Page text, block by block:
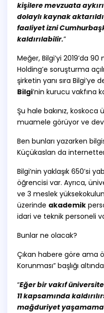
kişilere mevzuata
dolaylı kaynak
faaliyet izni
kaldırılabilir.”
Meğer, Bilgi’yi 2019’da
Holding’e soruşturma
şirketin yanı sıra
Bilgi’nin kurucu vakfına
Şu hale bakınız,
muamele görüyor ve
Ben bunları yazarken
Küçükaslan da
Bilgi’nin yaklaşık 650’si
öğrencisi var. Ayrıca,
ve 3 meslek
üzerinde akademik
idari ve teknik personeli
Bunlar ne olacak?
Çıkan habere göre ama
Korunması” başlığı
“Eğer bir vakıf
11 kapsamında
mağduriyet